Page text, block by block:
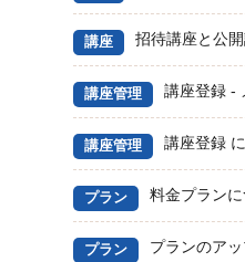
講座 招待講座と公
講座管理 講座登録 -
講座管理 講座登録
プラン 料金プラン
プラン プランのア